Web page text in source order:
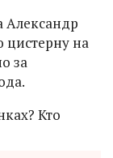
Александр
цистерну на
за
Кто